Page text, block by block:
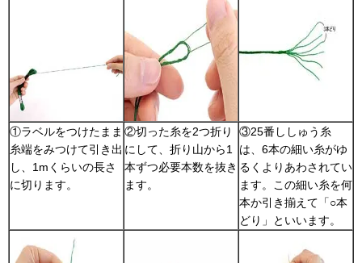
①ラベルをつけたまま
糸端をみつけて引き出
し、1mくらいの長さ
に切ります。
②切った糸を2つ折り
にして、折り山から1
本ずつ必要本数を抜き
ます。
③25番ししゅう糸
は、6本の細い糸がゆ
るくよりあわされてい
ます。この細い糸を何
本か引き揃えて「○本
どり」といいます。